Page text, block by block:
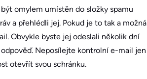
omylem umístěn do složky spamu
a přehlédli jej. Pokud je to tak a možná
Obvykle byste jej odeslali několik dní
Neposílejte kontrolní e-mail jen
otevřít svou schránku.